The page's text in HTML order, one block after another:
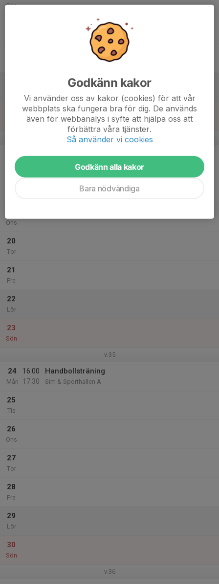
Ons
v.34
Mån
Ons
20
Tor
21
Fre
22
Lör
23
Sön
v.35
24
Mån
16:00
17:30
Handbollsträning
Sim & Sporthallen A
25
Tis
26
Ons
27
Tor
28
Fre
29
Lör
30
Sön
v.36
Godkänn kakor
Vi använder oss av kakor (cookies) för att vår
webbplats ska fungera bra för dig. De används
även för webbanalys i syfte att hjälpa oss att
förbättra våra tjänster.
Så använder vi cookies
Godkänn alla kakor
Bara nödvändiga